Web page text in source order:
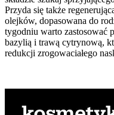
Przyda się także
olejków, dopasowana do
tygodniu warto zastosować
bazylią i trawą cytrynową,
redukcji zrogowaciałego